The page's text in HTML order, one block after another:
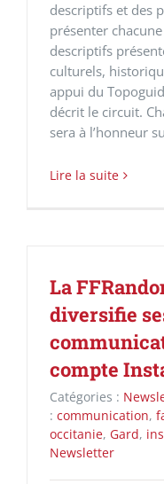
descriptifs et des
présenter
descriptifs
culturels,
appui du
décrit le circuit.
sera à l’honneur
Lire la suite
La
diversifie
compte
Catégories :
: communication,
occitanie, Gard,
Newsletter